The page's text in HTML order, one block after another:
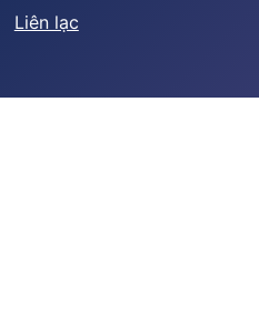
Liên lạc